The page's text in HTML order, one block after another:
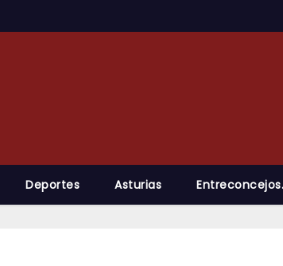
Deportes Asturias